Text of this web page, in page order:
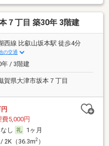
７丁目 築30年 3階建
西線 比叡山坂本駅 徒歩4分
の交通
年 / 3階建
賀県大津市坂本７丁目
費5,000円
なし
1ヶ月
2K（36.3m2）